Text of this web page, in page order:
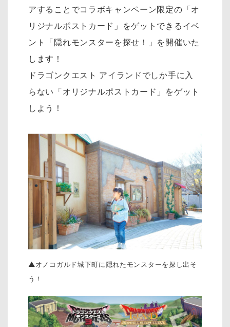
アすることでコラボキャンペーン限定の「オ
リジナルポストカード」をゲットできるイベ
ント「隠れモンスターを探せ！」を開催いた
します！
ドラゴンクエスト アイランドでしか手に入
らない「オリジナルポストカード」をゲット
しよう！
▲オノコガルド城下町に隠れたモンスターを探し出そ
う！